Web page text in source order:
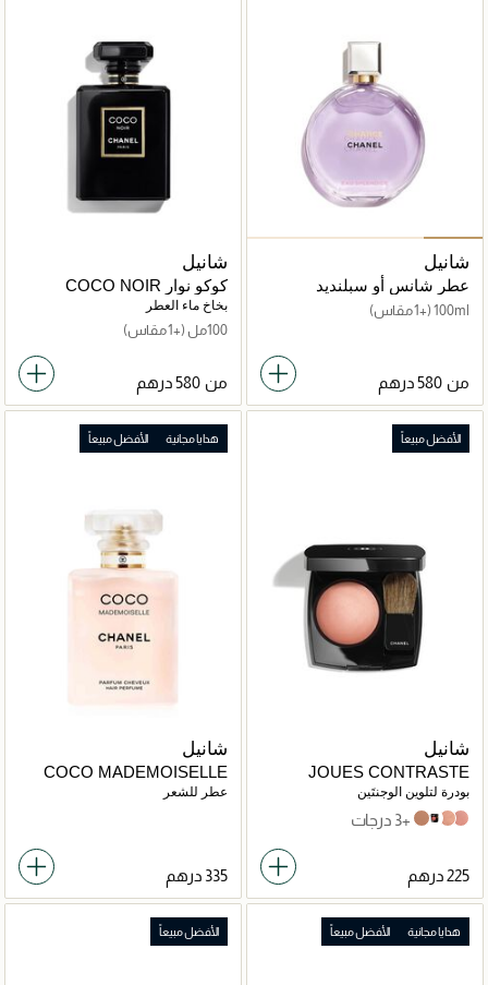
شانيل
عطر شانس أو سبلنديد
100ml (+1 مقاس)
من
شانيل
كوكو نوار COCO NOIR
بخاخ ماء العطر
100مل (+1 مقاس)
من
الأفضل مبيعاً
شانيل
JOUES CONTRASTE
بودرة لتلوين الوجنتَين
71 malice
82 reflex
Foschia Rosa
608 OMBRE +3 درجات
هدايا مجانية الأفضل مبيعاً
شانيل
COCO MADEMOISELLE
عطر للشعر
هدايا مجانية الأفضل مبيعاً الأفضل مبيعاً